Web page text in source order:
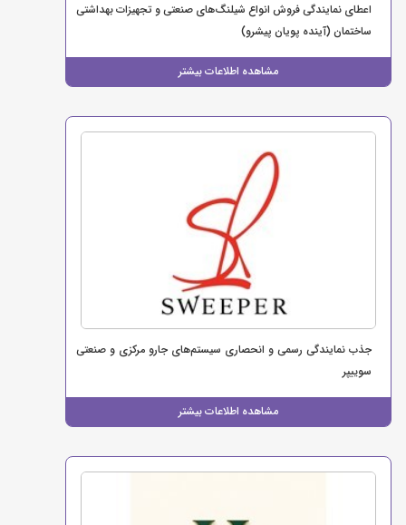
اعطای نمایندگی فروش انواع شیلنگ‌های صنعتی و تجهیزات بهداشتی
ساختمان (آینده پویان پیشرو)
مشاهده اطلاعات بیشتر
جذب نمایندگی رسمی و انحصاری سیستم‌های جارو مرکزی و صنعتی
سوییپر
مشاهده اطلاعات بیشتر